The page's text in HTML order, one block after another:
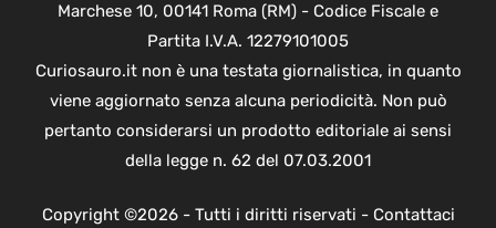
Marchese 10, 00141 Roma (RM) - Codice Fiscale e
Partita I.V.A. 12279101005
Curiosauro.it non è una testata giornalistica, in quanto
viene aggiornato senza alcuna periodicità. Non può
pertanto considerarsi un prodotto editoriale ai sensi
della legge n. 62 del 07.03.2001
Copyright ©2026 - Tutti i diritti riservati - Contattaci